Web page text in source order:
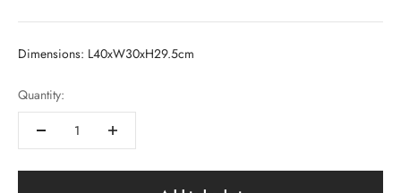
Dimensions: L40xW30xH29.5cm
Quantity: